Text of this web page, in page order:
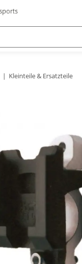
Kleinteile & Ersatzteile